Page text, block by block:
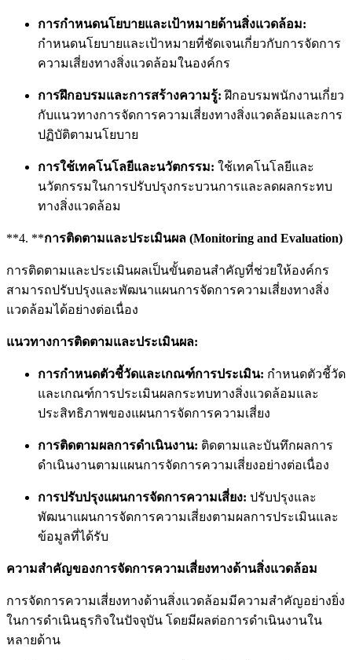
การกำหนดนโยบายและเป้าหมายด้านสิ่งแวดล้อม:
กำหนดนโยบายและเป้าหมายที่ชัดเจนเกี่ยวกับการจัดการ
ความเสี่ยงทางสิ่งแวดล้อมในองค์กร
การฝึกอบรมและการสร้างความรู้: ฝึกอบรมพนักงานเกี่ยว
กับแนวทางการจัดการความเสี่ยงทางสิ่งแวดล้อมและการ
ปฏิบัติตามนโยบาย
การใช้เทคโนโลยีและนวัตกรรม: ใช้เทคโนโลยีและ
นวัตกรรมในการปรับปรุงกระบวนการและลดผลกระทบ
ทางสิ่งแวดล้อม
**4. **การติดตามและประเมินผล (Monitoring and Evaluation)
การติดตามและประเมินผลเป็นขั้นตอนสำคัญที่ช่วยให้องค์กร
สามารถปรับปรุงและพัฒนาแผนการจัดการความเสี่ยงทางสิ่ง
แวดล้อมได้อย่างต่อเนื่อง
แนวทางการติดตามและประเมินผล:
การกำหนดตัวชี้วัดและเกณฑ์การประเมิน: กำหนดตัวชี้วัด
และเกณฑ์การประเมินผลกระทบทางสิ่งแวดล้อมและ
ประสิทธิภาพของแผนการจัดการความเสี่ยง
การติดตามผลการดำเนินงาน: ติดตามและบันทึกผลการ
ดำเนินงานตามแผนการจัดการความเสี่ยงอย่างต่อเนื่อง
การปรับปรุงแผนการจัดการความเสี่ยง: ปรับปรุงและ
พัฒนาแผนการจัดการความเสี่ยงตามผลการประเมินและ
ข้อมูลที่ได้รับ
ความสำคัญของการจัดการความเสี่ยงทางด้านสิ่งแวดล้อม
การจัดการความเสี่ยงทางด้านสิ่งแวดล้อมมีความสำคัญอย่างยิ่ง
ในการดำเนินธุรกิจในปัจจุบัน โดยมีผลต่อการดำเนินงานใน
หลายด้าน